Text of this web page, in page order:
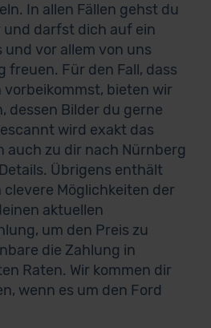
In allen Fällen gehst du
darfst dich auf ein
vor allem von uns
freuen. Für den Fall, dass
bieten wir
dessen Bilder du gerne
wird exakt das
auch zu dir nach Nürnberg
Übrigens enthält
Möglichkeiten der
aktuellen
um den Preis zu
die Zahlung in
Raten. Wir kommen dir
wenn es um den Ford